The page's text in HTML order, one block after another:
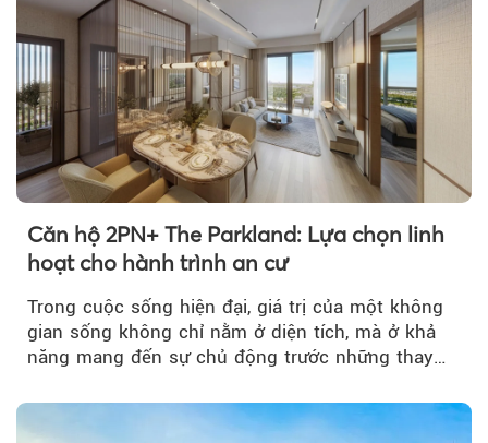
Căn hộ 2PN+ The Parkland: Lựa chọn linh
hoạt cho hành trình an cư
Trong cuộc sống hiện đại, giá trị của một không
gian sống không chỉ nằm ở diện tích, mà ở khả
năng mang đến sự chủ động trước những thay